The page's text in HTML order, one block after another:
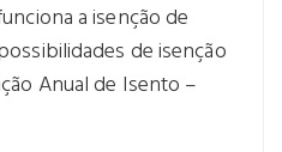
a isenção de
de isenção
Anual de Isento –